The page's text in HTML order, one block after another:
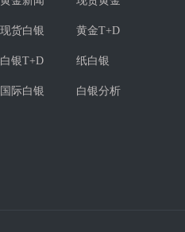
现货白银 黄金T+D
白银T+D 纸白银
国际白银 白银分析